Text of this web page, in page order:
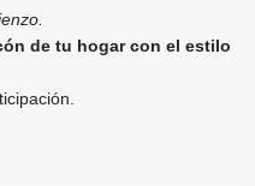
de tu hogar con el estilo